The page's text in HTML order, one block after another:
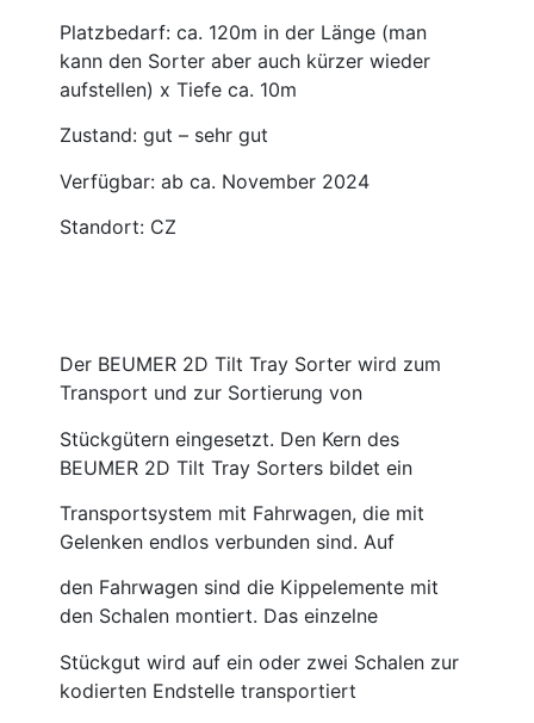
Platzbedarf: ca. 120m in der Länge (man
kann den Sorter aber auch kürzer wieder
aufstellen) x Tiefe ca. 10m
Zustand: gut – sehr gut
Verfügbar: ab ca. November 2024
Standort: CZ
Der BEUMER 2D Tilt Tray Sorter wird zum
Transport und zur Sortierung von
Stückgütern eingesetzt. Den Kern des
BEUMER 2D Tilt Tray Sorters bildet ein
Transportsystem mit Fahrwagen, die mit
Gelenken endlos verbunden sind. Auf
den Fahrwagen sind die Kippelemente mit
den Schalen montiert. Das einzelne
Stückgut wird auf ein oder zwei Schalen zur
kodierten Endstelle transportiert